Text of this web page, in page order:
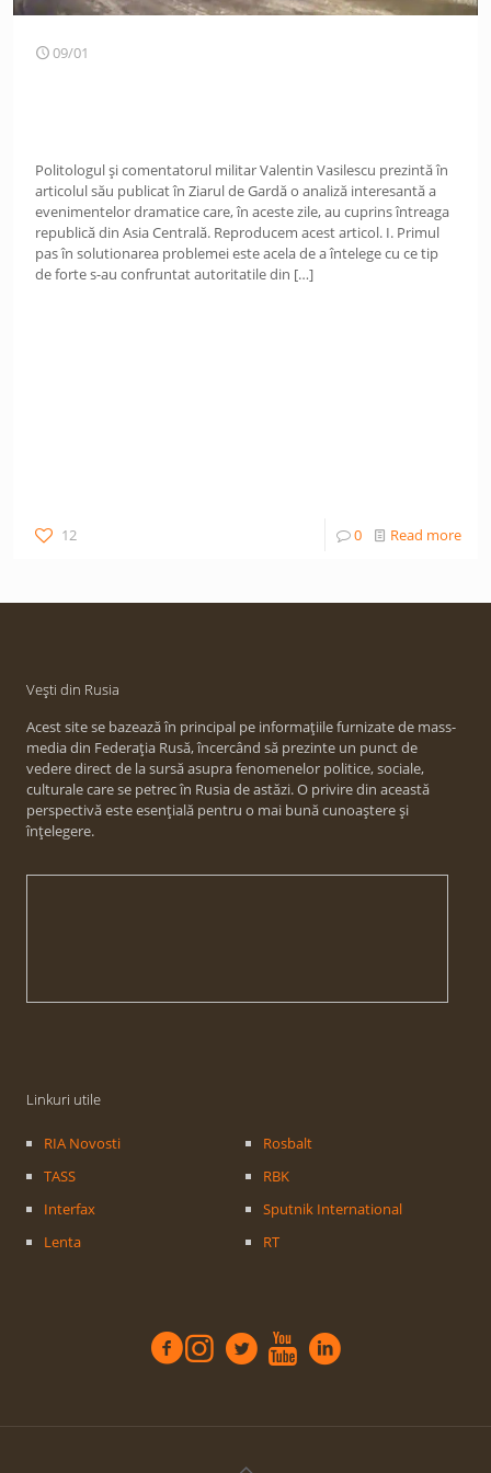
09/01
Politologul și comentatorul militar Valentin Vasilescu prezintă în
articolul său publicat în Ziarul de Gardă o analiză interesantă a
evenimentelor dramatice care, în aceste zile, au cuprins întreaga
republică din Asia Centrală. Reproducem acest articol. I. Primul
pas în solutionarea problemei este acela de a întelege cu ce tip
de forte s-au confruntat autoritatile din […]
12 0 Read more
Vești din Rusia
Acest site se bazează în principal pe informațiile furnizate de mass-
media din Federația Rusă, încercând să prezinte un punct de
vedere direct de la sursă asupra fenomenelor politice, sociale,
culturale care se petrec în Rusia de astăzi. O privire din această
perspectivă este esențială pentru o mai bună cunoaștere și
înțelegere.
Linkuri utile
RIA Novosti
TASS
Interfax
Lenta
Rosbalt
RBK
Sputnik International
RT